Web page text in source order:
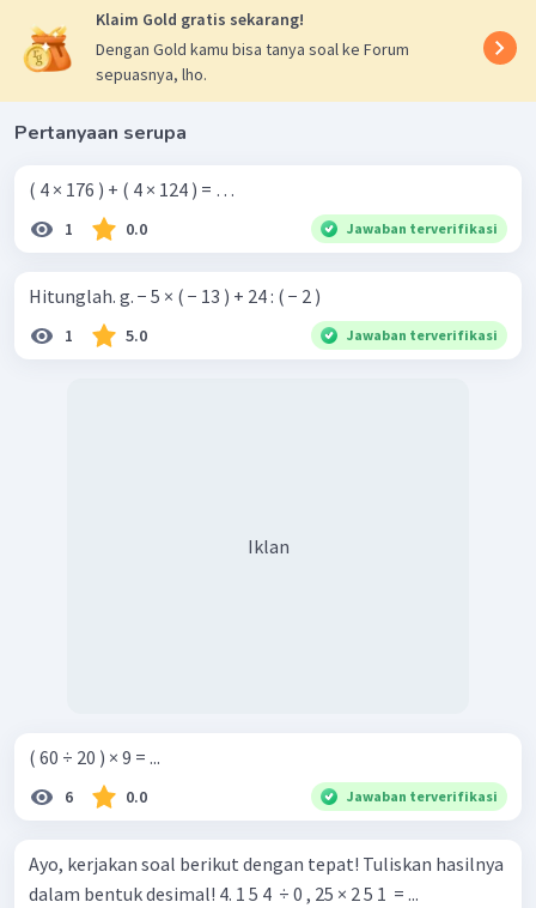
Klaim Gold gratis sekarang!
Dengan Gold kamu bisa tanya soal ke Forum
sepuasnya, lho.
Pertanyaan serupa
( 4 × 176 ) + ( 4 × 124 ) = …
1 0.0 Jawaban terverifikasi
Hitunglah. g. − 5 × ( − 13 ) + 24 : ( − 2 )
1 5.0 Jawaban terverifikasi
Iklan
( 60 ÷ 20 ) × 9 = ...
6 0.0 Jawaban terverifikasi
Ayo, kerjakan soal berikut dengan tepat! Tuliskan hasilnya
dalam bentuk desimal! 4. 1 5 4 ​ ÷ 0 , 25 × 2 5 1 ​ = ...